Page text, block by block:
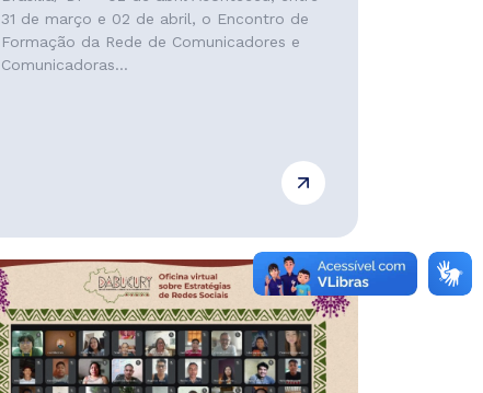
31 de março e 02 de abril, o Encontro de
Formação da Rede de Comunicadores e
Comunicadoras...